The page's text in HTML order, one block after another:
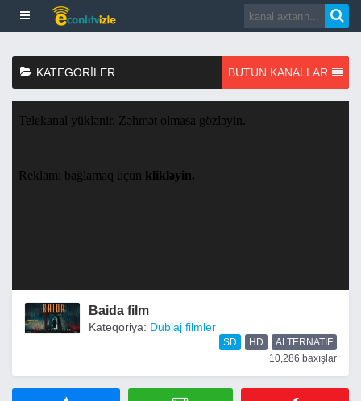
KATEGORILER BUTUN KANALLAR
Baida film
Kateqoriya: Dublaj filmler
SD HD
ALTERNATIF
10,286 baxışlar